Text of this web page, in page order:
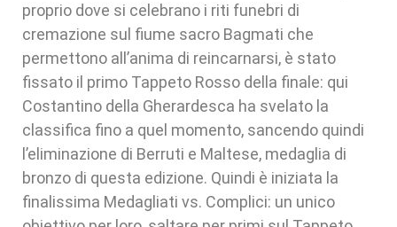
proprio dove si celebrano i riti funebri di
cremazione sul fiume sacro Bagmati che
permettono all’anima di reincarnarsi, è stato
fissato il primo Tappeto Rosso della finale: qui
Costantino della Gherardesca ha svelato la
classifica fino a quel momento, sancendo quindi
l’eliminazione di Berruti e Maltese, medaglia di
bronzo di questa edizione. Quindi è iniziata la
finalissima Medagliati vs. Complici: un unico